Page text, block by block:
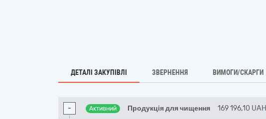
ДЕТАЛІ ЗАКУПІВЛІ ЗВЕРНЕННЯ ВИМОГИ/СКАРГИ
- Активний Продукція для чищення 169 196,10 UAH